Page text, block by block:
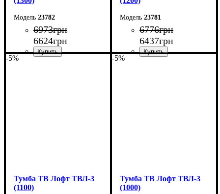
23782
6973грн
6624грн
23781
6776грн
6437грн
-5%
Тумба ТВ Лофт ТВЛ-3
(1100)
-5%
Тумба ТВ Лофт ТВЛ-3
(1000)